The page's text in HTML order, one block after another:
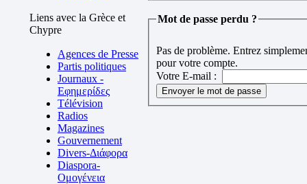
Liens avec la Grèce et
Chypre
Agences de Presse
Partis politiques
Journaux -
Εφημερίδες
Télévision
Radios
Magazines
Gouvernement
Divers-Διάφορα
Diaspora-
Ομογένεια
Mot de passe perdu ?
Pas de problème. Entrez
pour votre compte.
Votre E-mail :